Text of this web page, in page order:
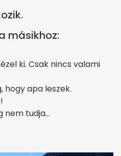
másikhoz:
ki. Csak nincs valami
hogy apa leszek.
nem tudja…